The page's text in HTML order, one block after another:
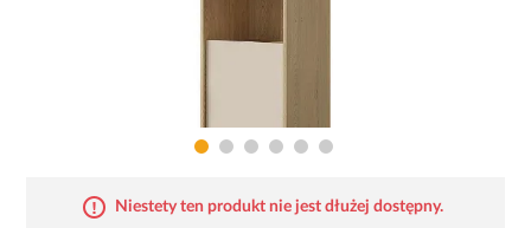
Niestety ten produkt nie jest dłużej dostępny.